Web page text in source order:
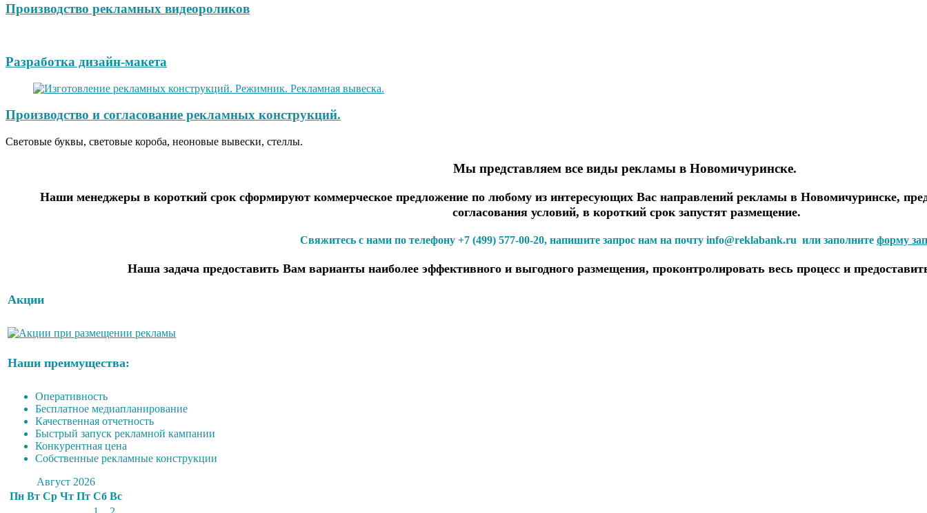
Производство рекламных видеороликов
Разработка дизайн-макета
Производство и согласование рекламных конструкций.
Световые буквы, световые короба, неоновые вывески, стеллы.
Мы представляем все виды рекламы в Новомичуринске.
Наши менеджеры в короткий срок сформируют коммерческое предложение по любому из интересующих Вас направлений рекламы в Новомичуринске,
согласования условий, в короткий срок запустят размещение.
Свяжитесь с нами по телефону +7 (499) 577-00-20, напишите запрос нам на почту info@reklabank.ru или заполните форму
Наша задача предоставить Вам варианты наиболее эффективного и выгодного размещения, проконтролировать весь процесс и
Акции
Наши преимущества:
Оперативность
Бесплатное медиапланирование
Качественная отчетность
Быстрый запуск рекламной кампании
Конкурентная цена
Собственные рекламные конструкции
Август 2026
Пн Вт Ср Чт Пт Сб Вс